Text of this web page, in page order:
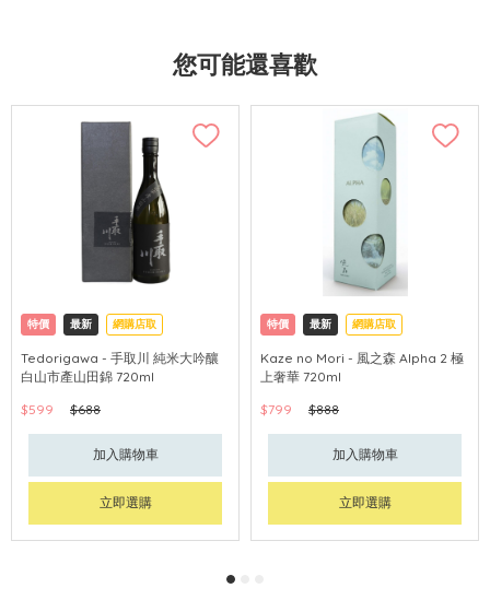
您可能還喜歡
特價 最新 網購店取
Tedorigawa - 手取川 純米大吟釀
白山市產山田錦 720ml
$599
$688
加入購物車
立即選購
特價 最新 網購店取
Kaze no Mori - 風之森 Alpha 2 極
上奢華 720ml
$799
$888
加入購物車
立即選購